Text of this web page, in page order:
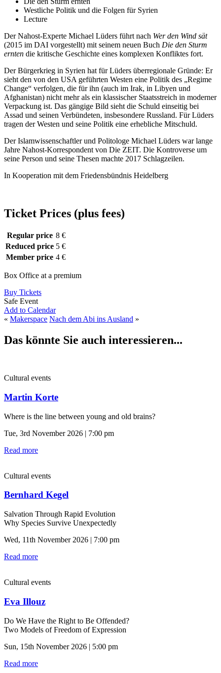
Westliche Politik und die Folgen für Syrien
Lecture
Der Nahost-Experte Michael Lüders führt nach Wer den Wind sät
(2015 im DAI vorgestellt) mit seinem neuen Buch Die den Sturm
ernten die kritische Geschichte eines komplexen Konfliktes fort.
Der Bürgerkrieg in Syrien hat für Lüders überregionale Gründe: Er
sieht den von den USA geführten Westen eine Politik des „Regime
Change“ verfolgen, die für ihn (auch im Irak, in Libyen und
Afghanistan) nicht mehr als ein klassischer Staatsstreich in moderner
Verpackung ist. Das gängige Bild sieht die Schuld einseitig bei
Assad und seinen Verbündeten, insbesondere Russland. Für Lüders
tragen der Westen und seine Politik eine erhebliche Mitschuld.
Der Islamwissenschaftler und Politologe Michael Lüders war lange
Jahre Nahost-Korrespondent von Die ZEIT. Die Kontroverse um
seine Person und seine Thesen machte 2017 Schlagzeilen.
In Kooperation mit dem Friedensbündnis Heidelberg
Ticket Prices (plus fees)
Regular price 8 €
Reduced price 5 €
Member price 4 €
Box Office at a premium
Buy Tickets
Safe Event
Add to Calendar
« Makerspace Nach dem Abi ins Ausland »
Das könnte Sie auch interessieren...
Cultural events
Martin Korte
Where is the line between young and old brains?
Tue, 3rd November 2026 | 7:00 pm
Read more
Cultural events
Bernhard Kegel
Salvation Through Rapid Evolution
Why Species Survive Unexpectedly
Wed, 11th November 2026 | 7:00 pm
Read more
Cultural events
Eva Illouz
Do We Have the Right to Be Offended?
Two Models of Freedom of Expression
Sun, 15th November 2026 | 5:00 pm
Read more